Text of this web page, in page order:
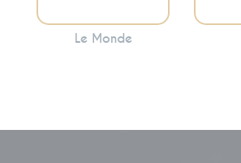
Le Monde